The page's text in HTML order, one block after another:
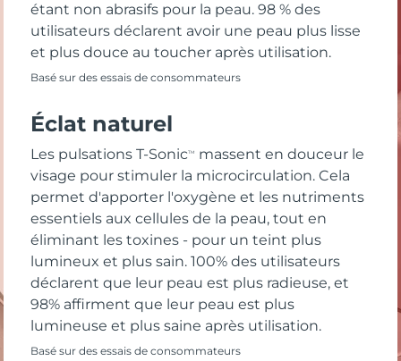
étant non abrasifs pour la peau. 98 % des
utilisateurs déclarent avoir une peau plus lisse
et plus douce au toucher après utilisation.
Basé sur des essais de consommateurs
Éclat naturel
Les pulsations T-SonicTM
massent en douceur le
visage pour stimuler la microcirculation. Cela
permet d'apporter l'oxygène et les nutriments
essentiels aux cellules de la peau, tout en
éliminant les toxines - pour un teint plus
lumineux et plus sain. 100% des utilisateurs
déclarent que leur peau est plus radieuse, et
98% affirment que leur peau est plus
lumineuse et plus saine après utilisation.
Basé sur des essais de consommateurs